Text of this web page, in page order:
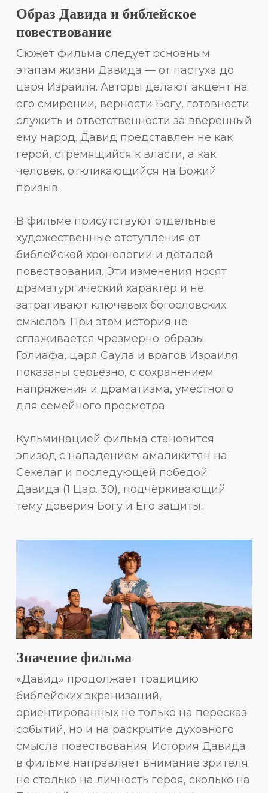
Образ Давида и библейское
повествование
Сюжет фильма следует основным
этапам жизни Давида — от пастуха до
царя Израиля. Авторы делают акцент на
его смирении, верности Богу, готовности
служить и ответственности за вверенный
ему народ. Давид представлен не как
герой, стремящийся к власти, а как
человек, откликающийся на Божий
призыв.
В фильме присутствуют отдельные
художественные отступления от
библейской хронологии и деталей
повествования. Эти изменения носят
драматургический характер и не
затрагивают ключевых богословских
смыслов. При этом история не
сглаживается чрезмерно: образы
Голиафа, царя Саула и врагов Израиля
показаны серьёзно, с сохранением
напряжения и драматизма, уместного
для семейного просмотра.
Кульминацией фильма становится
эпизод с нападением амаликитян на
Секелаг и последующей победой
Давида (1 Цар. 30), подчёркивающий
тему доверия Богу и Его защиты.
Значение фильма
«Давид» продолжает традицию
библейских экранизаций,
ориентированных не только на пересказ
событий, но и на раскрытие духовного
смысла повествования. История Давида
в фильме направляет внимание зрителя
не столько на личность героя, сколько на